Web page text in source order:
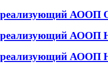
реализующий
реализующий
реализующий